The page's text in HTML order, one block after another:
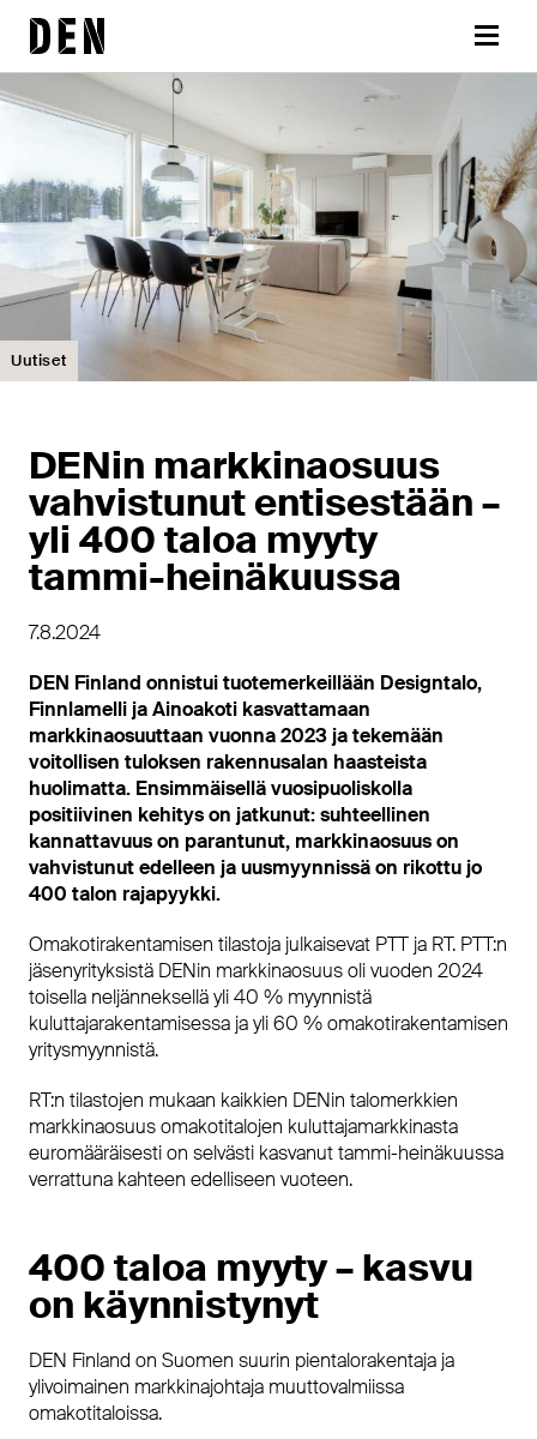
Siirry
sisältöön
DEN
Uutiset
DENin markkinaosuus
vahvistunut entisestään –
yli 400 taloa myyty
tammi-heinäkuussa
7.8.2024
DEN Finland onnistui tuotemerkeillään Designtalo,
Finnlamelli ja Ainoakoti kasvattamaan
markkinaosuuttaan vuonna 2023 ja tekemään
voitollisen tuloksen rakennusalan haasteista
huolimatta. Ensimmäisellä vuosipuoliskolla
positiivinen kehitys on jatkunut: suhteellinen
kannattavuus on parantunut, markkinaosuus on
vahvistunut edelleen ja uusmyynnissä on rikottu jo
400 talon rajapyykki.
Omakotirakentamisen tilastoja julkaisevat PTT ja RT. PTT:n
jäsenyrityksistä DENin markkinaosuus oli vuoden 2024
toisella neljänneksellä yli 40 % myynnistä
kuluttajarakentamisessa ja yli 60 % omakotirakentamisen
yritysmyynnistä.
RT:n tilastojen mukaan kaikkien DENin talomerkkien
markkinaosuus omakotitalojen kuluttajamarkkinasta
euromääräisesti on selvästi kasvanut tammi-heinäkuussa
verrattuna kahteen edelliseen vuoteen.
400 taloa myyty – kasvu
on käynnistynyt
DEN Finland on Suomen suurin pientalorakentaja ja
ylivoimainen markkinajohtaja muuttovalmiissa
omakotitaloissa.